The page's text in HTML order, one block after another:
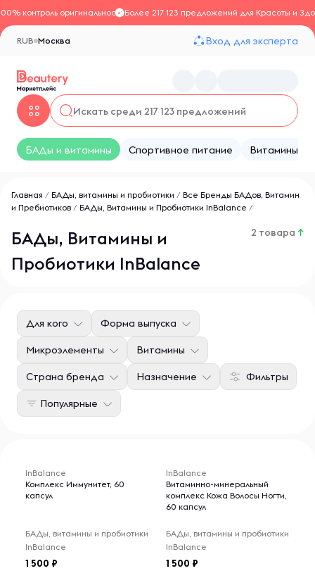
контроль оригинальностиБолее 217 123 предложений для Красоты и
Москва
RUB Вход для эксперта
БАДы и витамины Спортивное питание Витамины
Главная / БАДы, витамины и пробиотики / Все Бренды БАДов, Витамин
и Пребиотиков / БАДы, Витамины и Пробиотики InBalance /
БАДы, Витамины и
Пробиотики InBalance
2 товара ↑
Фильтры
Для кого Форма выпуска
Микроэлементы Витамины
Страна бренда Назначение
Популярные
InBalance
Комплекс Иммунитет, 60
капсул
БАДы, витамины и пробиотики
InBalance
1 500
InBalance
Витаминно-минеральный
комплекс Кожа Волосы Ногти,
60 капсул
БАДы, витамины и пробиотики
InBalance
1 500